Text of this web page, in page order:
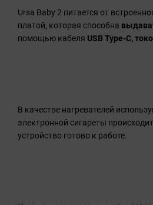
Ursa Baby 2 питается от
платой, которая способна
помощью кабеля USB Type-C,
В качестве нагревателей
электронной сигареты происходит
устройство готово к работе.